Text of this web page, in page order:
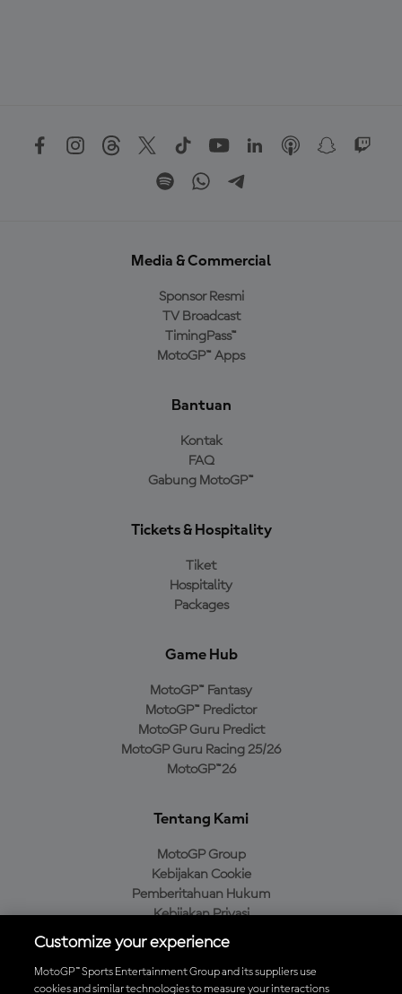
Media & Commercial
Sponsor Resmi
TV Broadcast
TimingPass™
MotoGP™ Apps
Bantuan
Kontak
FAQ
Gabung MotoGP™
Tickets & Hospitality
Tiket
Hospitality
Packages
Game Hub
MotoGP™ Fantasy
MotoGP™ Predictor
MotoGP Guru Predict
MotoGP Guru Racing 25/26
MotoGP™26
Tentang Kami
MotoGP Group
Kebijakan Cookie
Pemberitahuan Hukum
Kebijakan Privasi
Kebijakan Pembelian
Customize your experience
MotoGP™ Sports Entertainment Group and its suppliers use
cookies and similar technologies to measure your interactions